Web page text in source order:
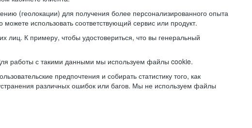
(геолокации) для получения более персонализированного опыта
использовать соответствующий сервис или продукт.
К примеру, чтобы удостовериться, что вы генеральный
работы с такими данными мы используем файлы cookie.
предпочтения и собирать статистику того, как
различных ошибок или багов. Мы не используем файлы